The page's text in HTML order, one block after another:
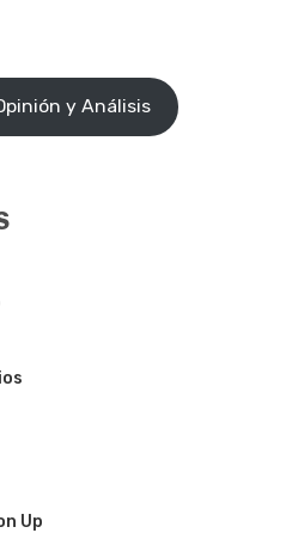
y Análisis
Up